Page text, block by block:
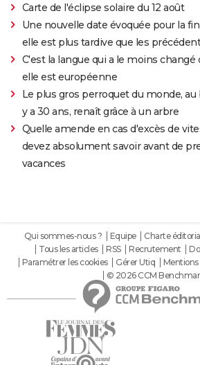
Carte de l'éclipse solaire du 12 août
Une nouvelle date évoquée pour la
elle est plus tardive que les
C'est la langue qui a le moins changé
elle est européenne
Le plus gros perroquet du monde,
y a 30 ans, renaît grâce à un arbre
Quelle amende en cas d'excès de
devez absolument savoir avant de
vacances
Qui sommes-nous ? Equipe Charte
Tous les articles
RSS Recrutement
Paramétrer les cookies
Gérer Utiq Mentions
© 2026 CCM